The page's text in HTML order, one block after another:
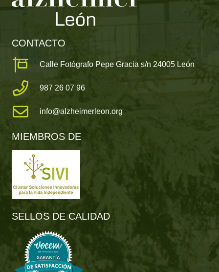
CONTACTO
Calle Fotógrafo Pepe Gracia s/n 24005 León
987 26 07 96
info@alzheimerleon.org
MIEMBROS DE
SELLOS DE CALIDAD